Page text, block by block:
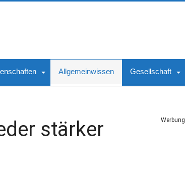
Allgemeinwissen Gesellschaft
stärker
Werbung